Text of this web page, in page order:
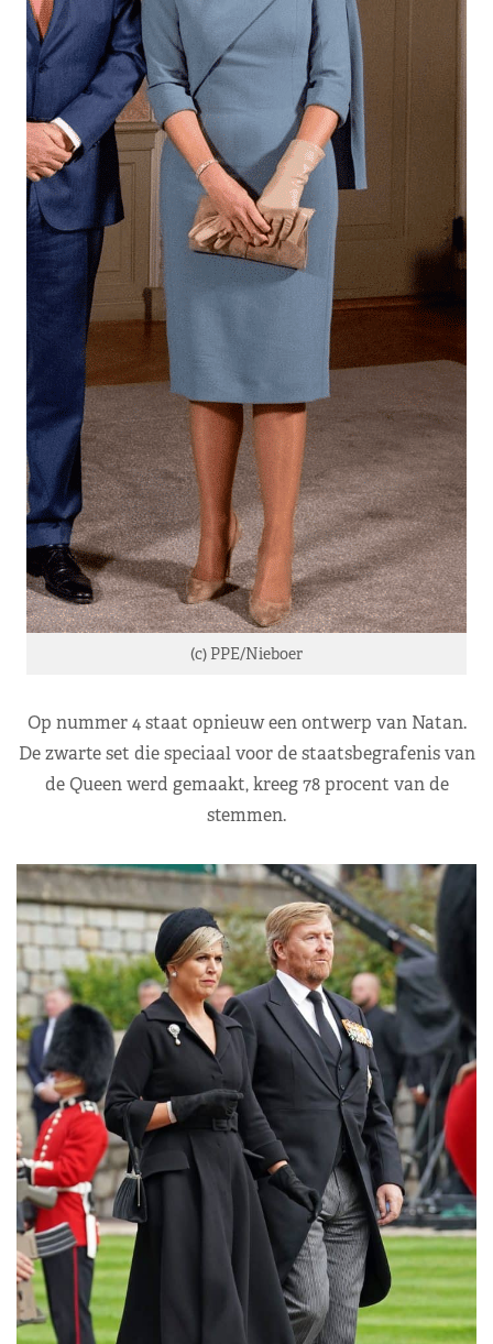
(c) PPE/Nieboer
Op nummer 4 staat opnieuw een ontwerp van Natan.
De zwarte set die speciaal voor de staatsbegrafenis van
de Queen werd gemaakt, kreeg 78 procent van de
stemmen.